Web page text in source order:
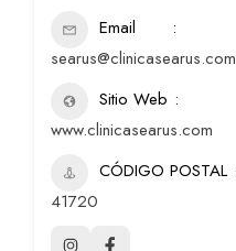
Email
searus@clinicasearus.com
Sitio Web
www.clinicasearus.com
CÓDIGO POSTAL
41720